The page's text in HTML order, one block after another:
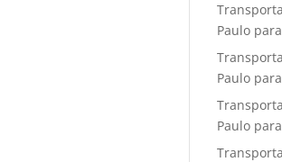
Paulo
Paulo
Paulo